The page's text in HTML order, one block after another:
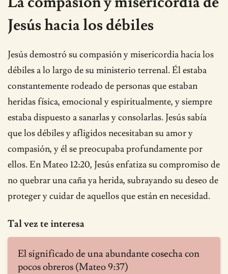
Jesús hacia los débiles
Jesús demostró su compasión y misericordia hacia los
débiles a lo largo de su ministerio terrenal. Él estaba
constantemente rodeado de personas que estaban
heridas física, emocional y espiritualmente, y siempre
estaba dispuesto a sanarlas y consolarlas. Jesús sabía
que los débiles y afligidos necesitaban su amor y
compasión, y él se preocupaba profundamente por
ellos. En Mateo 12:20, Jesús enfatiza su compromiso de
no quebrar una caña ya herida, subrayando su deseo de
proteger y cuidar de aquellos que están en necesidad.
Tal vez te interesa
El significado de una abundante cosecha con
pocos obreros (Mateo 9:37)